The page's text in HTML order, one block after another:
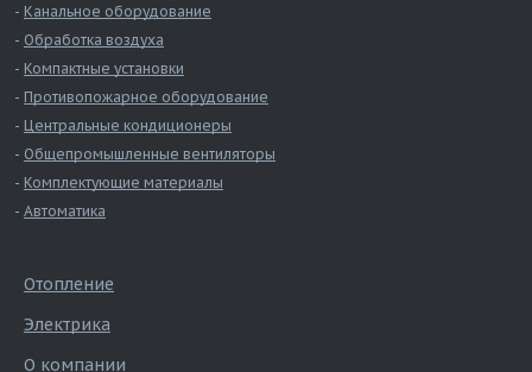
Канальное оборудование
Обработка воздуха
Компактные установки
Противопожарное оборудование
Центральные кондиционеры
Общепромышленные вентиляторы
Комплектующие материалы
Автоматика
Отопление
Электрика
О компании